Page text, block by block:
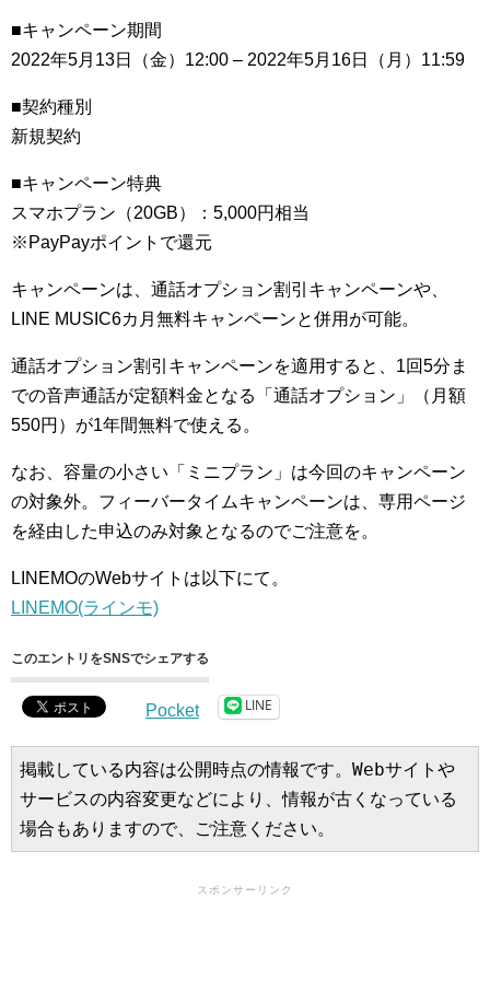
■キャンペーン期間
2022年5月13日（金）12:00 – 2022年5月16日（月）11:59
■契約種別
新規契約
■キャンペーン特典
スマホプラン（20GB）：5,000円相当
※PayPayポイントで還元
キャンペーンは、通話オプション割引キャンペーンや、
LINE MUSIC6カ月無料キャンペーンと併用が可能。
通話オプション割引キャンペーンを適用すると、1回5分ま
での音声通話が定額料金となる「通話オプション」（月額
550円）が1年間無料で使える。
なお、容量の小さい「ミニプラン」は今回のキャンペーン
の対象外。フィーバータイムキャンペーンは、専用ページ
を経由した申込のみ対象となるのでご注意を。
LINEMOのWebサイトは以下にて。
LINEMO(ラインモ)
このエントリをSNSでシェアする
Pocket LINE
掲載している内容は公開時点の情報です。Webサイトや
サービスの内容変更などにより、情報が古くなっている
場合もありますので、ご注意ください。
スポンサーリンク